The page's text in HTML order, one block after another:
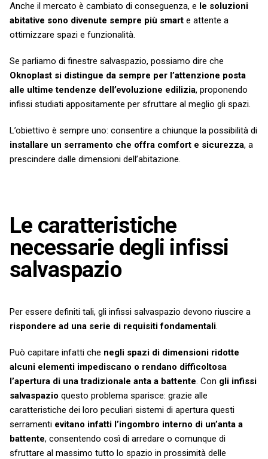
Anche il mercato è cambiato di conseguenza, e le soluzioni
abitative sono divenute sempre più smart e attente a
ottimizzare spazi e funzionalità.
Se parliamo di finestre salvaspazio, possiamo dire che
Oknoplast si distingue da sempre per l’attenzione posta
alle ultime tendenze dell’evoluzione edilizia, proponendo
infissi studiati appositamente per sfruttare al meglio gli spazi.
L’obiettivo è sempre uno: consentire a chiunque la possibilità di
installare un serramento che offra comfort e sicurezza, a
prescindere dalle dimensioni dell’abitazione.
Le caratteristiche
necessarie degli infissi
salvaspazio
Per essere definiti tali, gli infissi salvaspazio devono riuscire a
rispondere ad una serie di requisiti fondamentali.
Può capitare infatti che negli spazi di dimensioni ridotte
alcuni elementi impediscano o rendano difficoltosa
l’apertura di una tradizionale anta a battente. Con gli infissi
salvaspazio questo problema sparisce: grazie alle
caratteristiche dei loro peculiari sistemi di apertura questi
serramenti evitano infatti l’ingombro interno di un’anta a
battente, consentendo così di arredare o comunque di
sfruttare al massimo tutto lo spazio in prossimità delle